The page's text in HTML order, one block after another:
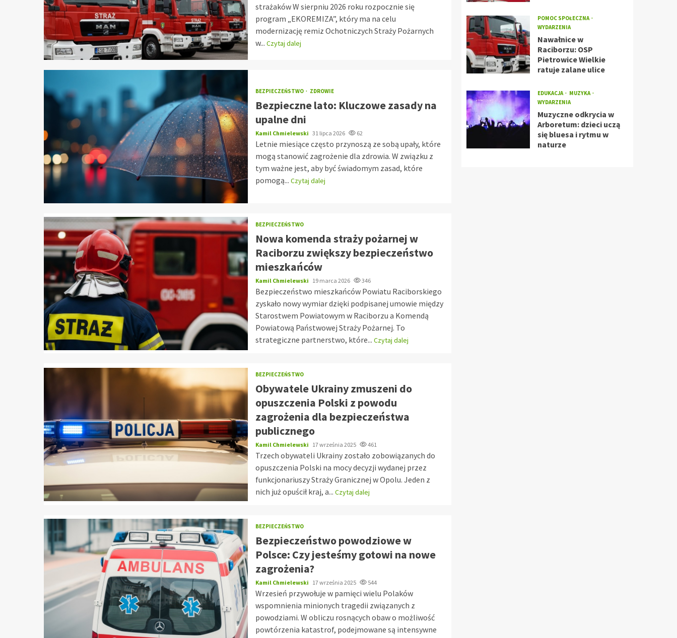
strażaków W sierpniu 2026 roku rozpocznie się
program „EKOREMIZA”, który ma na celu
modernizację remiz Ochotniczych Straży Pożarnych
w... Czytaj dalej
BEZPIECZEŃSTWO ZDROWIE
Bezpieczne lato: Kluczowe zasady na
upalne dni
Kamil Chmielewski 31 lipca 2026 62
Letnie miesiące często przynoszą ze sobą upały, które
mogą stanowić zagrożenie dla zdrowia. W związku z
tym ważne jest, aby być świadomym zasad, które
pomogą... Czytaj dalej
BEZPIECZEŃSTWO
Nowa komenda straży pożarnej w
Raciborzu zwiększy bezpieczeństwo
mieszkańców
Kamil Chmielewski 19 marca 2026 346
Bezpieczeństwo mieszkańców Powiatu Raciborskiego
zyskało nowy wymiar dzięki podpisanej umowie między
Starostwem Powiatowym w Raciborzu a Komendą
Powiatową Państwowej Straży Pożarnej. To
strategiczne partnerstwo, które... Czytaj dalej
BEZPIECZEŃSTWO
Obywatele Ukrainy zmuszeni do
opuszczenia Polski z powodu
zagrożenia dla bezpieczeństwa
publicznego
Kamil Chmielewski 17 września 2025 461
Trzech obywateli Ukrainy zostało zobowiązanych do
opuszczenia Polski na mocy decyzji wydanej przez
funkcjonariuszy Straży Granicznej w Opolu. Jeden z
nich już opuścił kraj, a... Czytaj dalej
BEZPIECZEŃSTWO
Bezpieczeństwo powodziowe w
Polsce: Czy jesteśmy gotowi na nowe
zagrożenia?
Kamil Chmielewski 17 września 2025 544
Wrzesień przywołuje w pamięci wielu Polaków
wspomnienia minionych tragedii związanych z
powodziami. W obliczu rosnących obaw o możliwość
powtórzenia katastrof, podejmowane są intensywne
POMOC SPOŁECZNA
WYDARZENIA
Nawałnice w
Raciborzu: OSP
Pietrowice Wielkie
ratuje zalane ulice
EDUKACJA
MUZYKA
WYDARZENIA
Muzyczne odkrycia w
Arboretum: dzieci uczą
się bluesa i rytmu w
naturze